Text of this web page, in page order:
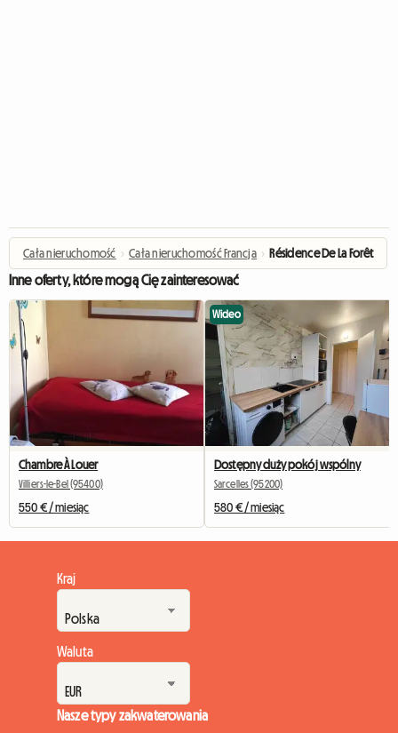
Cała nieruchomość › Cała nieruchomość Francja › Résidence De La Forêt
Inne oferty, które mogą Cię zainteresować
Chambre À Louer
Villiers-le-Bel (95400)
550 € / miesiąc
Wideo
Dostępny duży pokój wspólny
Sarcelles (95200)
580 € / miesiąc
Kraj
Waluta
Nasze typy zakwaterowania